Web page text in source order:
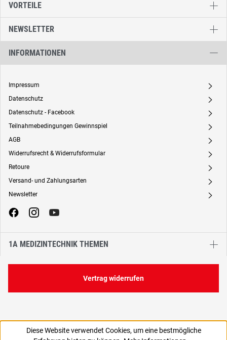
1,99 €
VORTEILE
NEWSLETTER
INFORMATIONEN
Impressum A
Datenschutz A
Datenschutz - Facebook A
Teilnahmebedingungen Gewinnspiel A
AGB A
Widerrufsrecht & Widerrufsformular A
Retoure A
Versand- und Zahlungsarten A
Newsletter A
1A MEDIZINTECHNIK THEMEN
Vertrag widerrufen
Diese Website verwendet Cookies, um eine bestmögliche